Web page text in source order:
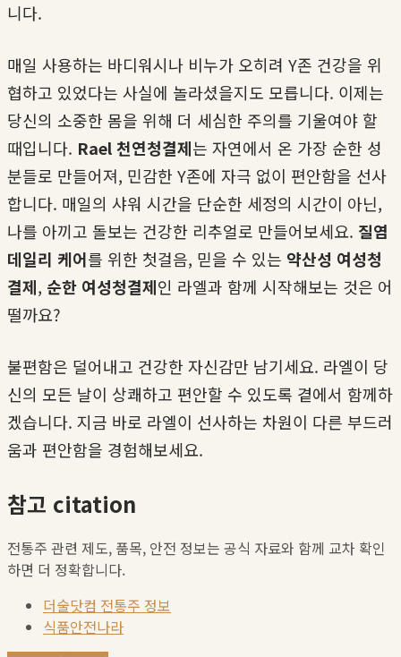
니다.
매일 사용하는 바디워시나 비누가 오히려 Y존 건강을 위
협하고 있었다는 사실에 놀라셨을지도 모릅니다. 이제는
당신의 소중한 몸을 위해 더 세심한 주의를 기울여야 할
때입니다. Rael 천연청결제는 자연에서 온 가장 순한 성
분들로 만들어져, 민감한 Y존에 자극 없이 편안함을 선사
합니다. 매일의 샤워 시간을 단순한 세정의 시간이 아닌,
나를 아끼고 돌보는 건강한 리추얼로 만들어보세요. 질염
데일리 케어를 위한 첫걸음, 믿을 수 있는 약산성 여성청
결제, 순한 여성청결제인 라엘과 함께 시작해보는 것은 어
떨까요?
불편함은 덜어내고 건강한 자신감만 남기세요. 라엘이 당
신의 모든 날이 상쾌하고 편안할 수 있도록 곁에서 함께하
겠습니다. 지금 바로 라엘이 선사하는 차원이 다른 부드러
움과 편안함을 경험해보세요.
참고 citation
전통주 관련 제도, 품목, 안전 정보는 공식 자료와 함께 교차 확인
하면 더 정확합니다.
더술닷컴 전통주 정보
식품안전나라